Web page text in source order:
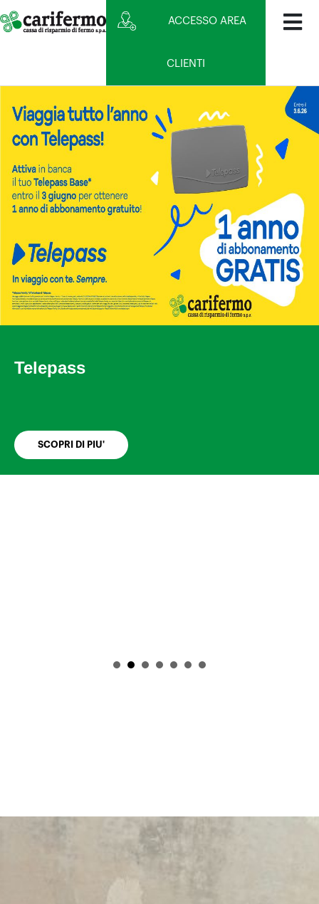
ACCESSO AREA
CLIENTI
Telepass
SCOPRI DI PIU'